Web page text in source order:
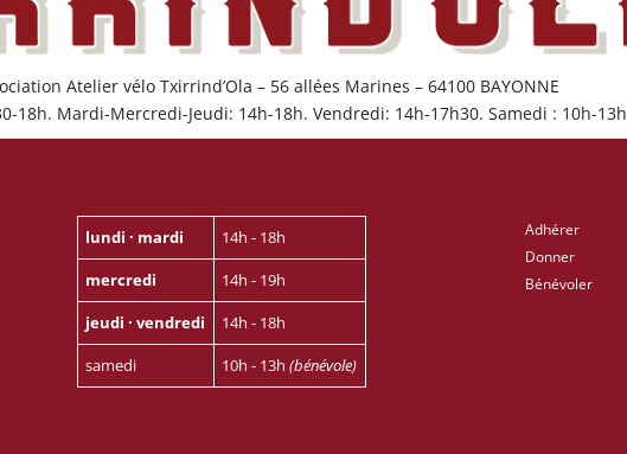
Atelier vélo Txirrind’Ola – 56 allées Marines – 64100 BAYONNE
18h. Mardi-Mercredi-Jeudi: 14h-18h. Vendredi: 14h-17h30. Samedi : 10h-13h
lundi · mardi
14h - 18h
mercredi
14h - 19h
jeudi · vendredi
14h - 18h
samedi
10h - 13h (bénévole)
Adhérer
Donner
Bénévoler